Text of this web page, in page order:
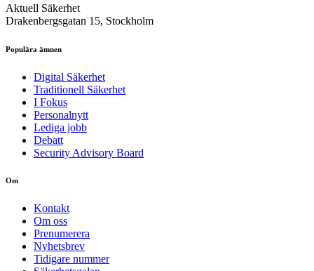
Aktuell Säkerhet
Drakenbergsgatan 15, Stockholm
Populära ämnen
Digital Säkerhet
Traditionell Säkerhet
I Fokus
Personalnytt
Lediga jobb
Debatt
Security Advisory Board
Om
Kontakt
Om oss
Prenumerera
Nyhetsbrev
Tidigare nummer